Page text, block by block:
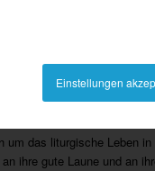
Einstellungen
Maria Adeltrud wurde
zur Krankenschwester
gearbeitet hat, kam
Mit dem Bezug des
in der Pfarrkirche St.
für alle anfallenden
um das liturgische Leben
ihre gute Laune und an